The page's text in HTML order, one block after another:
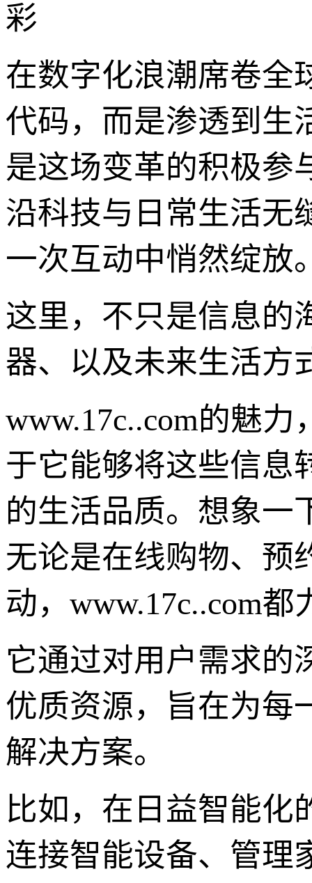
彩
在数字化浪潮席卷全
代码，而是渗透到生
是这场变革的积极参
沿科技与日常生活无
一次互动中悄然绽放
这里，不只是信息的
器、以及未来生活方
www.17c..com的魅
于它能够将这些信息
的生活品质。想象一
无论是在线购物、预
动，www.17c..com
它通过对用户需求的
优质资源，旨在为每
解决方案。
比如，在日益智能化
连接智能设备、管理